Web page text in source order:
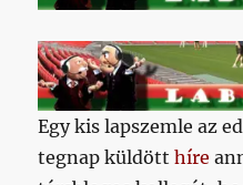
Egy kis lapszemle az
tegnap küldötthíre